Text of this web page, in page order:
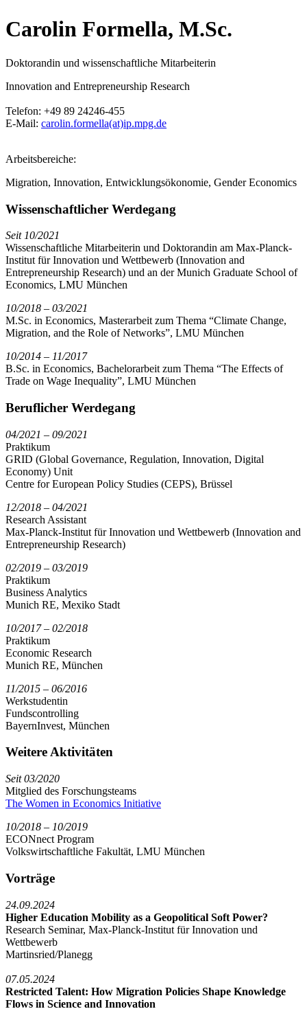
Carolin Formella, M.Sc.
Doktorandin und wissenschaftliche Mitarbeiterin
Innovation and Entrepreneurship Research
Telefon: +49 89 24246-455
E-Mail: carolin.formella(at)ip.mpg.de
Arbeitsbereiche:
Migration, Innovation, Entwicklungsökonomie, Gender Economics
Wissenschaftlicher Werdegang
Seit 10/2021
Wissenschaftliche Mitarbeiterin und Doktorandin am Max-Planck-
Institut für Innovation und Wettbewerb (Innovation and
Entrepreneurship Research) und an der Munich Graduate School of
Economics, LMU München
10/2018 – 03/2021
M.Sc. in Economics, Masterarbeit zum Thema “Climate Change,
Migration, and the Role of Networks”, LMU München
10/2014 – 11/2017
B.Sc. in Economics, Bachelorarbeit zum Thema “The Effects of
Trade on Wage Inequality”, LMU München
Beruflicher Werdegang
04/2021 – 09/2021
Praktikum
GRID (Global Governance, Regulation, Innovation, Digital
Economy) Unit
Centre for European Policy Studies (CEPS), Brüssel
12/2018 – 04/2021
Research Assistant
Max-Planck-Institut für Innovation und Wettbewerb (Innovation and
Entrepreneurship Research)
02/2019 – 03/2019
Praktikum
Business Analytics
Munich RE, Mexiko Stadt
10/2017 – 02/2018
Praktikum
Economic Research
Munich RE, München
11/2015 – 06/2016
Werkstudentin
Fundscontrolling
BayernInvest, München
Weitere Aktivitäten
Seit 03/2020
Mitglied des Forschungsteams
The Women in Economics Initiative
10/2018 – 10/2019
ECONnect Program
Volkswirtschaftliche Fakultät, LMU München
Vorträge
24.09.2024
Higher Education Mobility as a Geopolitical Soft Power?
Research Seminar, Max-Planck-Institut für Innovation und
Wettbewerb
Martinsried/Planegg
07.05.2024
Restricted Talent: How Migration Policies Shape Knowledge
Flows in Science and Innovation